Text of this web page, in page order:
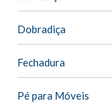
Dobradiça
Fechadura
Pé para Móveis